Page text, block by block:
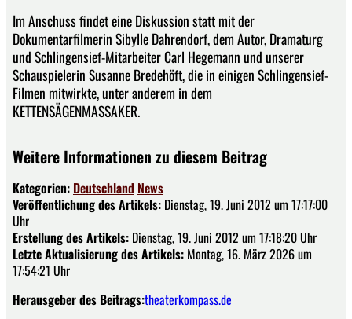
Im Anschuss findet eine Diskussion statt mit der
Dokumentarfilmerin Sibylle Dahrendorf, dem Autor, Dramaturg
und Schlingensief-Mitarbeiter Carl Hegemann und unserer
Schauspielerin Susanne Bredehöft, die in einigen Schlingensief-
Filmen mitwirkte, unter anderem in dem
KETTENSÄGENMASSAKER.
Weitere Informationen zu diesem Beitrag
Kategorien: Deutschland News
Veröffentlichung des Artikels: Dienstag, 19. Juni 2012 um 17:17:00
Uhr
Erstellung des Artikels: Dienstag, 19. Juni 2012 um 17:18:20 Uhr
Letzte Aktualisierung des Artikels: Montag, 16. März 2026 um
17:54:21 Uhr
Herausgeber des Beitrags:theaterkompass.de